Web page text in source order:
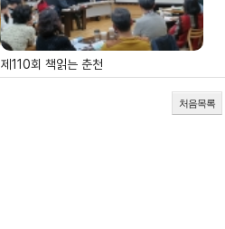
제110회 책읽는 춘천
처음목록